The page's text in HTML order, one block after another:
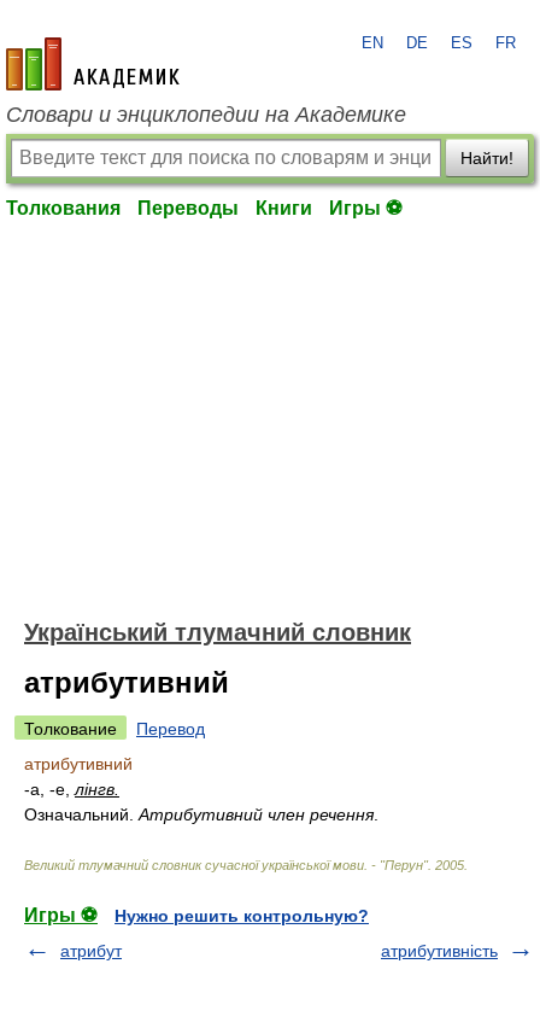
academic.ru
EN DE ES FR
Словари и энциклопедии на Академике
Найти!
Толкования Переводы Книги Игры ⚽
Український тлумачний словник
атрибутивний
Толкование
Перевод
атрибутивний
-а, -е, лінгв.
Означальний. Атрибутивний член речення.
Великий тлумачний словник сучасної української мови. - "Перун". 2005
Игры ⚽
Нужно решить контрольную?
атрибут
атрибутивність